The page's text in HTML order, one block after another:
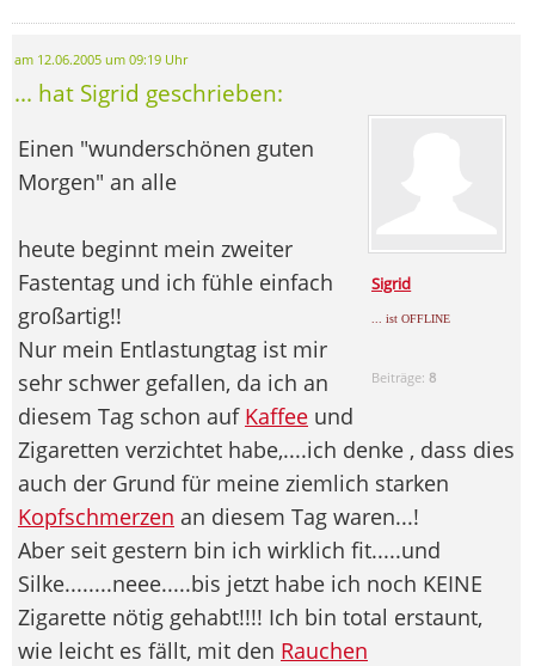
am 12.06.2005 um 09:19 Uhr
... hat Sigrid geschrieben:
Sigrid
... ist OFFLINE
Beiträge:8
Einen "wunderschönen guten
Morgen" an alle
heute beginnt mein zweiter
Fastentag und ich fühle einfach
großartig!!
Nur mein Entlastungtag ist mir
sehr schwer gefallen, da ich an
diesem Tag schon auf Kaffee und
Zigaretten verzichtet habe,....ich denke , dass dies
auch der Grund für meine ziemlich starken
Kopfschmerzen an diesem Tag waren...!
Aber seit gestern bin ich wirklich fit.....und
Silke........neee.....bis jetzt habe ich noch KEINE
Zigarette nötig gehabt!!!! Ich bin total erstaunt,
wie leicht es fällt, mit den Rauchen